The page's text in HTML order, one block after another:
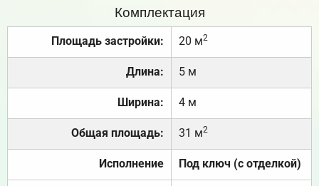
Комплектация
Площадь застройки: 20 м2
Длина: 5 м
Ширина: 4 м
Общая площадь: 31 м2
Исполнение Под ключ (с отделкой)